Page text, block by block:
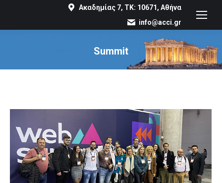
Ακαδημίας 7, ΤΚ: 10671, Αθήνα
info@acci.gr
Summit
You are here: